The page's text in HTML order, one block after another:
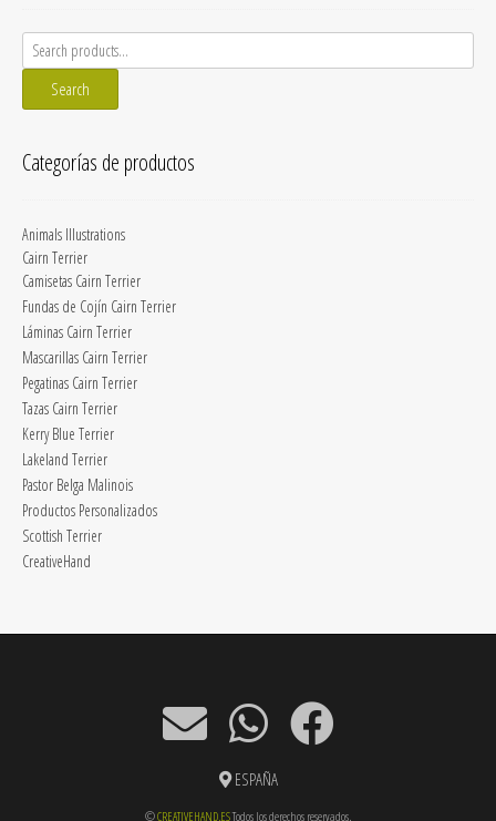
Search
for:
Search
Categorías de productos
Animals Illustrations
Cairn Terrier
Camisetas Cairn Terrier
Fundas de Cojín Cairn Terrier
Láminas Cairn Terrier
Mascarillas Cairn Terrier
Pegatinas Cairn Terrier
Tazas Cairn Terrier
Kerry Blue Terrier
Lakeland Terrier
Pastor Belga Malinois
Productos Personalizados
Scottish Terrier
CreativeHand
ESPAÑA
©CREATIVEHAND.ESTodos los derechos reservados.